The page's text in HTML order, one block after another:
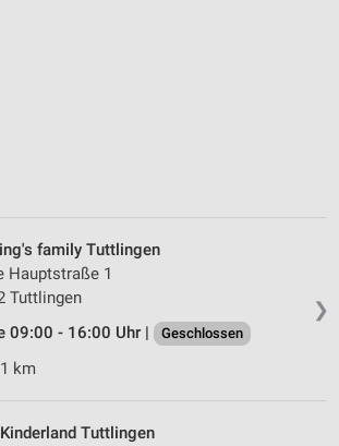
❯
family Tuttlingen
Hauptstraße 1
Tuttlingen
09:00 - 16:00 Uhr |
Geschlossen
km
Tuttlingen